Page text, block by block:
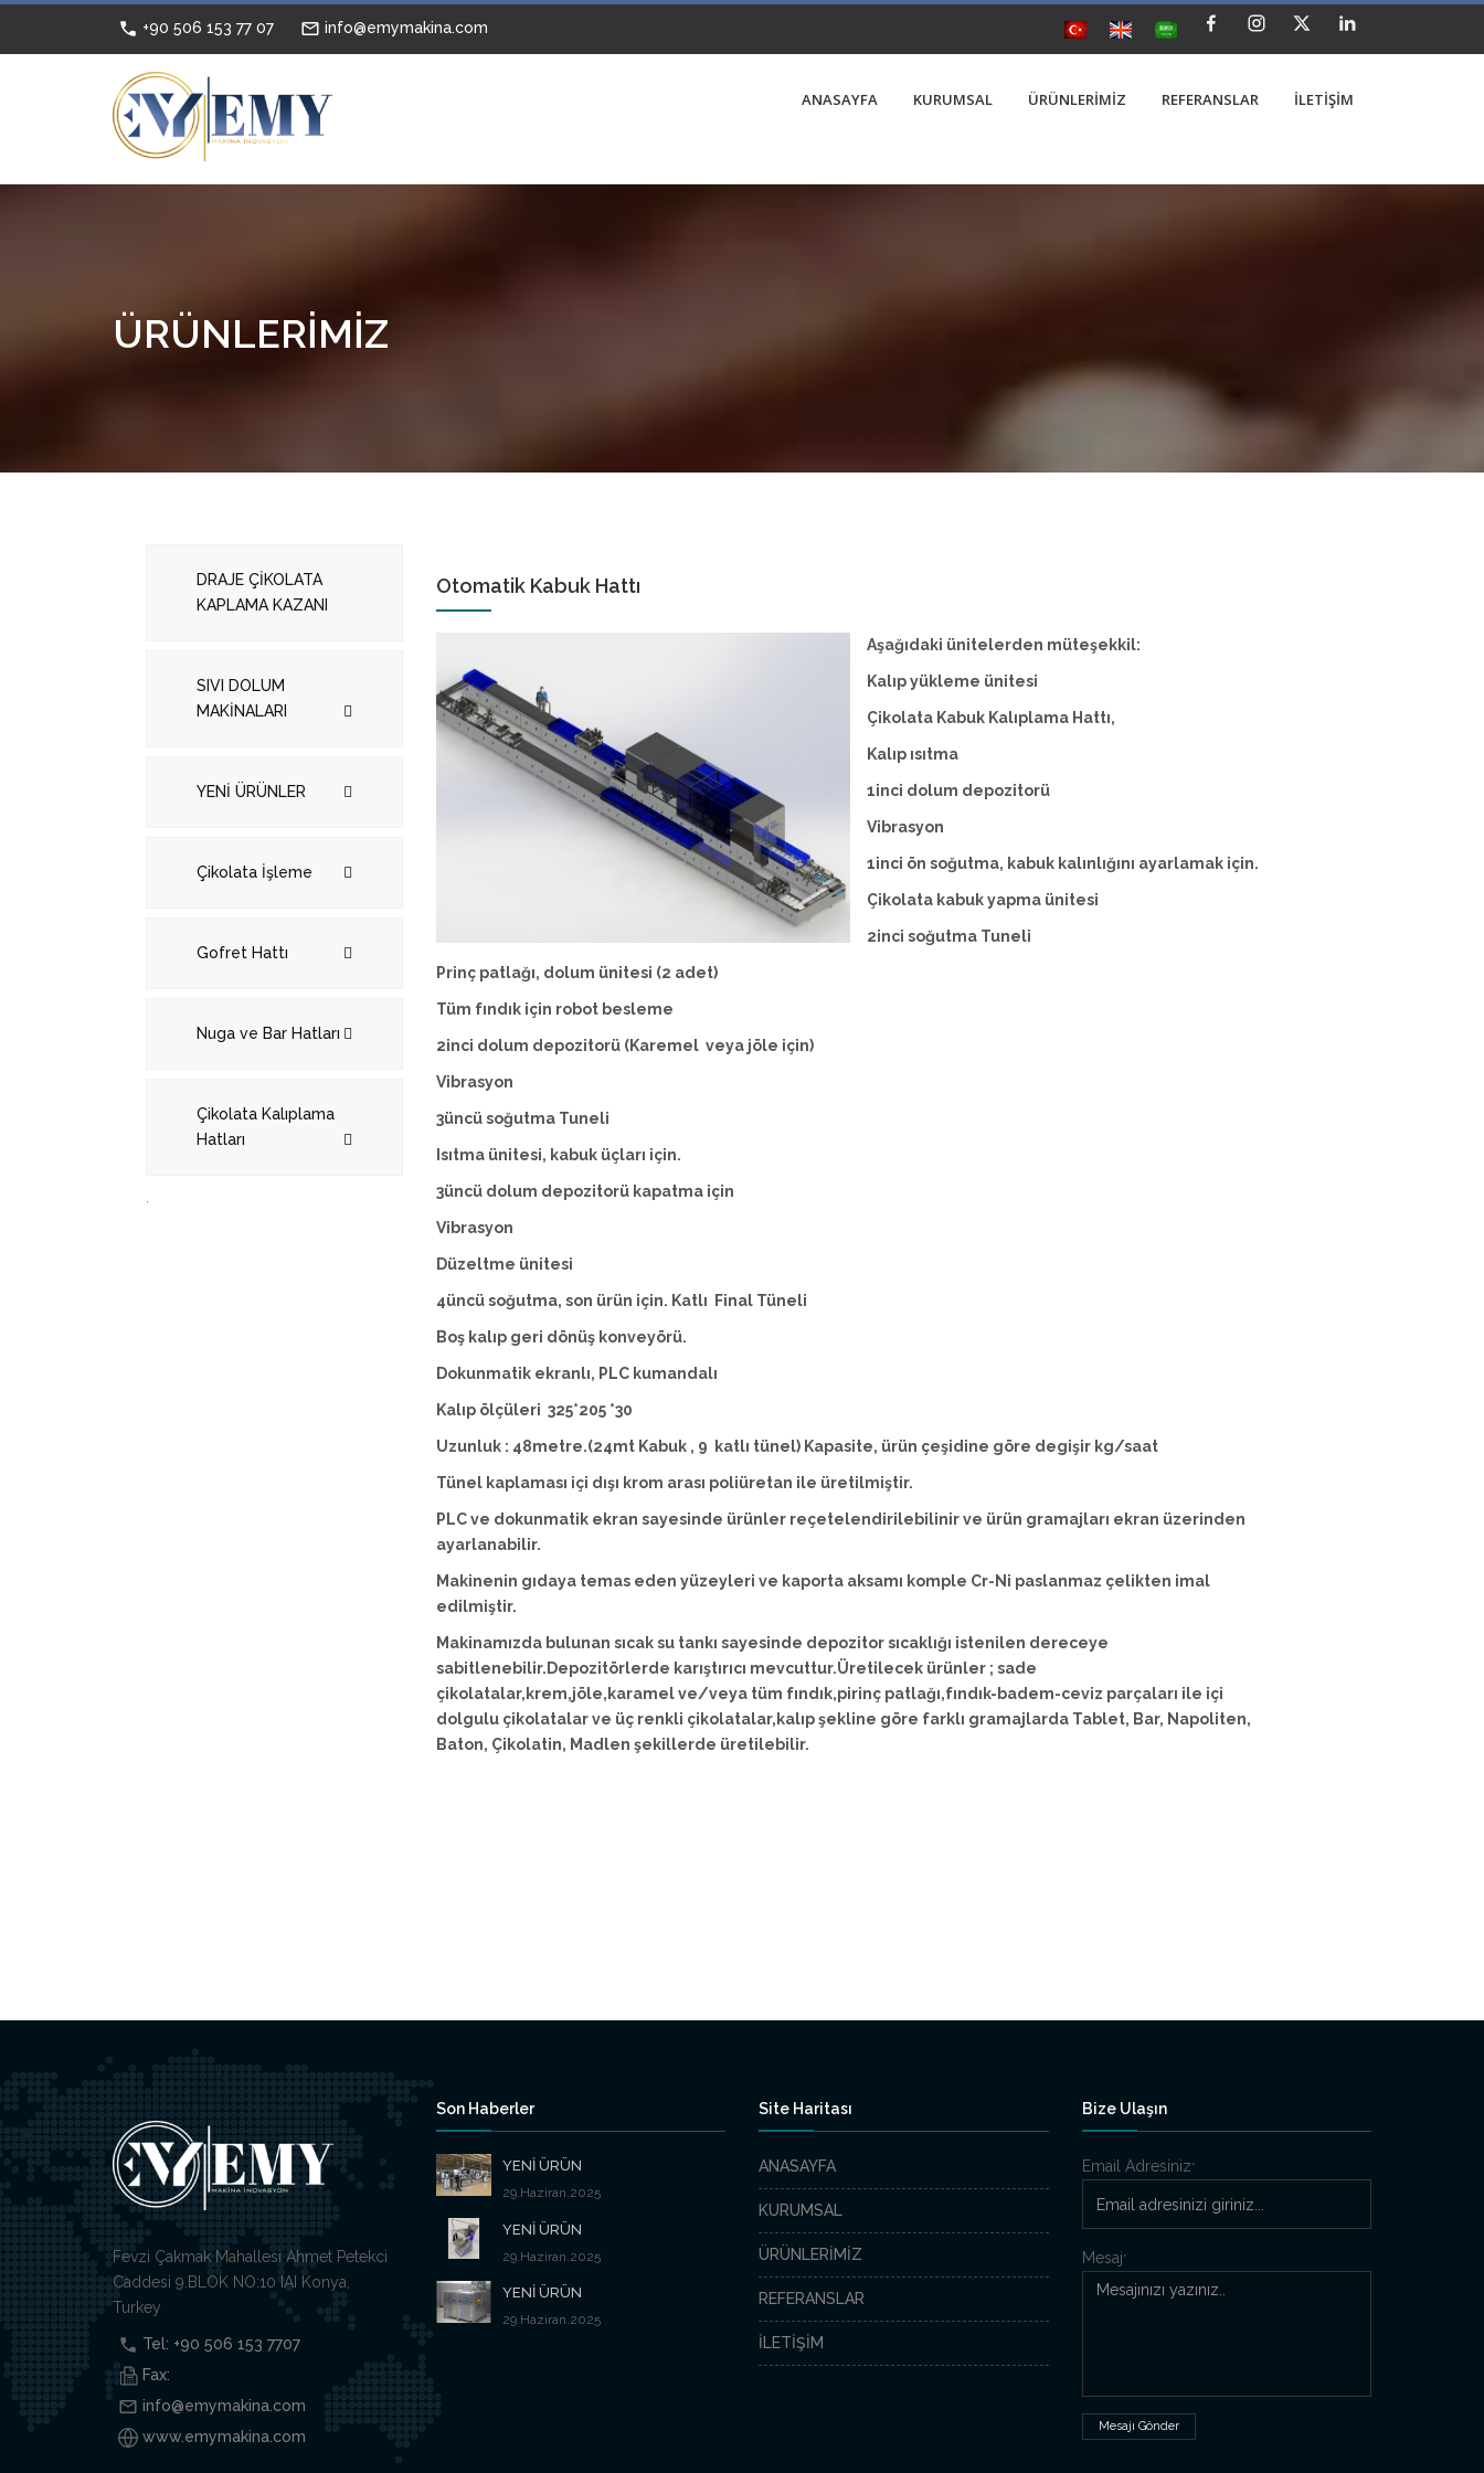
+90 506 153 77 07 info@emymakina.com
ANASAYFA KURUMSAL ÜRÜNLERİMİZ REFERANSLAR İLETİŞİM
ÜRÜNLERİMİZ
DRAJE ÇİKOLATA
KAPLAMA KAZANI
SIVI DOLUM
MAKİNALARI
YENİ ÜRÜNLER
Çikolata İşleme
Gofret Hattı
Nuga ve Bar Hatları
Çikolata Kalıplama
Hatları
Otomatik Kabuk Hattı
Aşağıdaki ünitelerden müteşekkil:
Kalıp yükleme ünitesi
Çikolata Kabuk Kalıplama Hattı,
Kalıp ısıtma
1inci dolum depozitorü
Vibrasyon
1inci ön soğutma, kabuk kalınlığını ayarlamak için.
Çikolata kabuk yapma ünitesi
2inci soğutma Tuneli
Prinç patlağı, dolum ünitesi (2 adet)
Tüm fındık için robot besleme
2inci dolum depozitorü (Karemel veya jöle için)
Vibrasyon
3üncü soğutma Tuneli
Isıtma ünitesi, kabuk üçları için.
3üncü dolum depozitorü kapatma için
Vibrasyon
Düzeltme ünitesi
4üncü soğutma, son ürün için. Katlı Final Tüneli
Boş kalıp geri dönüş konveyörü.
Dokunmatik ekranlı, PLC kumandalı
Kalıp ölçüleri 325*205 *30
Uzunluk : 48metre.(24mt Kabuk , 9 katlı tünel) Kapasite, ürün çeşidine göre degişir kg/saat
Tünel kaplaması içi dışı krom arası poliüretan ile üretilmiştir.
PLC ve dokunmatik ekran sayesinde ürünler reçetelendirilebilinir ve ürün gramajları ekran üzerinden
ayarlanabilir.
Makinenin gıdaya temas eden yüzeyleri ve kaporta aksamı komple Cr-Ni paslanmaz çelikten imal
edilmiştir.
Makinamızda bulunan sıcak su tankı sayesinde depozitor sıcaklığı istenilen dereceye
sabitlenebilir.Depozitörlerde karıştırıcı mevcuttur.Üretilecek ürünler ; sade
çikolatalar,krem,jöle,karamel ve/veya tüm fındık,pirinç patlağı,fındık-badem-ceviz parçaları ile içi
dolgulu çikolatalar ve üç renkli çikolatalar,kalıp şekline göre farklı gramajlarda Tablet, Bar, Napoliten,
Baton, Çikolatin, Madlen şekillerde üretilebilir.
Fevzi Çakmak Mahallesi Ahmet Petekci
Caddesi 9.BLOK NO:10 IAI Konya,
Turkey
Tel: +90 506 153 7707
Fax:
info@emymakina.com
www.emymakina.com
Son Haberler
YENİ ÜRÜN
29.Haziran.2025
YENİ ÜRÜN
29.Haziran.2025
YENİ ÜRÜN
29.Haziran.2025
Site Haritası
ANASAYFA
KURUMSAL
ÜRÜNLERİMİZ
REFERANSLAR
İLETİŞİM
Bize Ulaşın
Email Adresiniz*
Mesaj*